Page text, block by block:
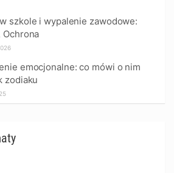
szkole i wypalenie zawodowe:
Ochrona
emocjonalne: co mówi o nim
zodiaku